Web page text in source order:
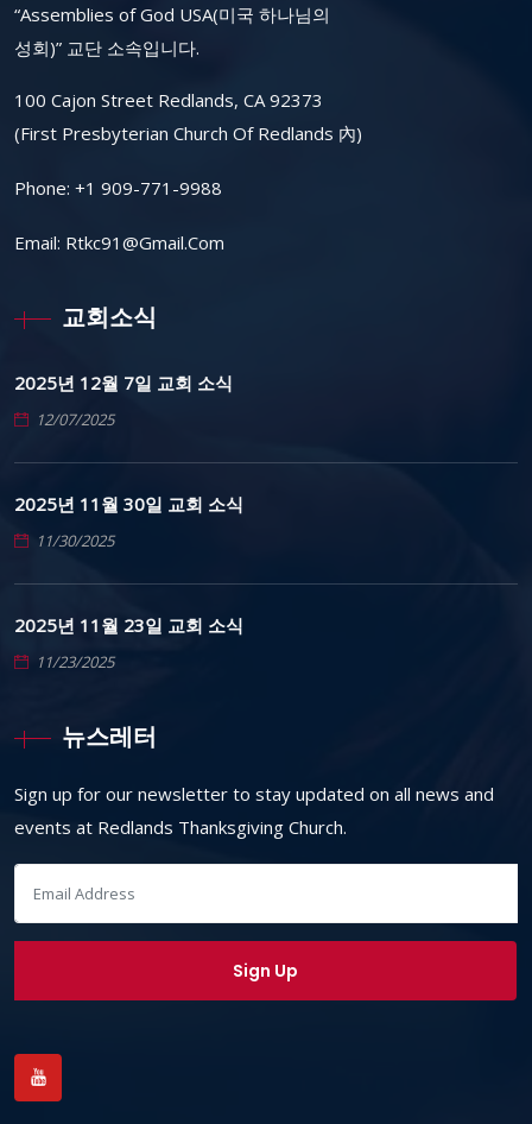
“Assemblies of God USA(미국 하나님의
성회)” 교단 소속입니다.
100 Cajon Street Redlands, CA 92373
(First Presbyterian Church Of Redlands 內)
Phone: +1 909-771-9988
Email: Rtkc91@gmail.com
교회소식
2025년 12월 7일 교회 소식
12/07/2025
2025년 11월 30일 교회 소식
11/30/2025
2025년 11월 23일 교회 소식
11/23/2025
뉴스레터
Sign up for our newsletter to stay updated on all news and
events at Redlands Thanksgiving Church.